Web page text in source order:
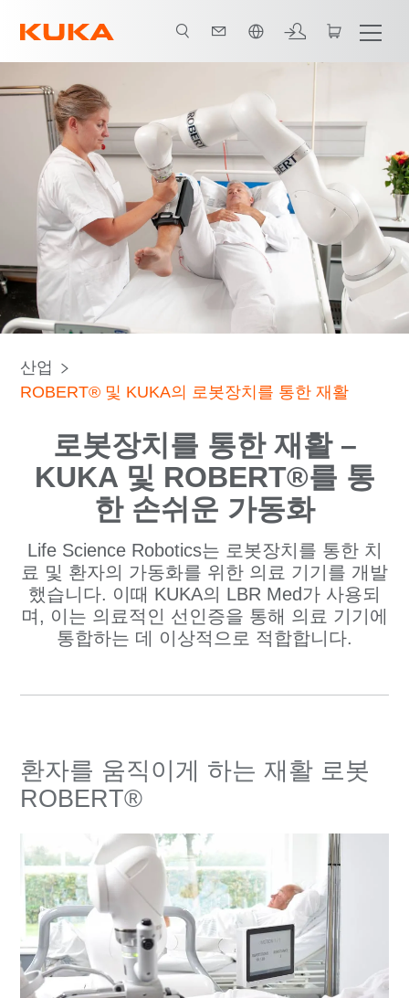
모든 시스템 파트너
산업
ROBERT® 및 KUKA의 로봇장치를 통한 재활
로봇장치를 통한 재활 –
KUKA 및 ROBERT®를 통
한 손쉬운 가동화
Life Science Robotics는 로봇장치를 통한 치
료 및 환자의 가동화를 위한 의료 기기를 개발
했습니다. 이때 KUKA의 LBR Med가 사용되
며, 이는 의료적인 선인증을 통해 의료 기기에
통합하는 데 이상적으로 적합합니다.
환자를 움직이게 하는 재활 로봇
ROBERT®